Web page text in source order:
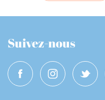
Suivez-nous